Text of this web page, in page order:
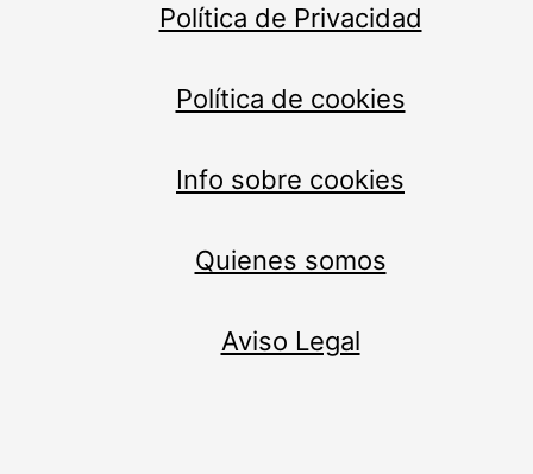
Política de Privacidad
Política de cookies
Info sobre cookies
Quienes somos
Aviso Legal